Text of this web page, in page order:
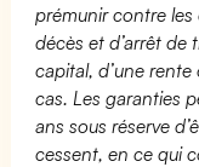
prémunir contre
décès et d’arrêt de
capital, d’une rente
cas. Les garanties
ans sous réserve
cessent, en ce qui